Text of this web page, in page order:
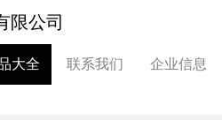
限公司
大全 联系我们 企业信息